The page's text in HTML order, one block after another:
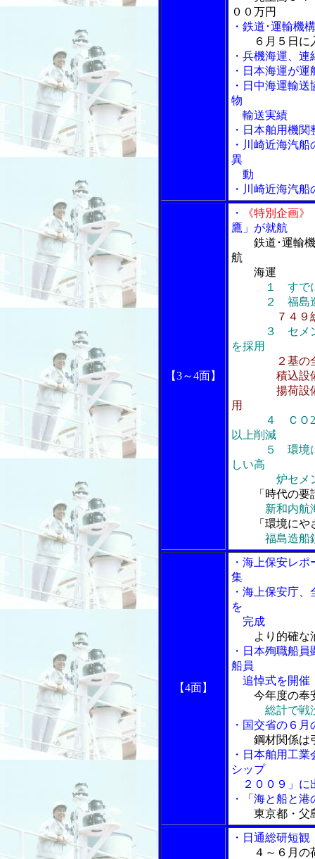
００万円
・鉄道･運輸機
６月５日に
・兵機海運、
・日本海運が
・日中海運輸
物
輸送実績
・日本舶用機
・川崎近海汽
異
動
・川崎近海汽
【3～4面】
・ 《特別企画》
鷹」が就航
鉄道･運輸
航
海運
１ すで
２ 福島造船
７４９
３ セメ
を採用
２基の
積込設備は
揚荷設備は
用
４ ＣＯ2
以上削減
５ 環境にや
しい高
炉セメン
「時代の
新和内
「環境にや
福島造
【4面】
・海上保安レ
集
・海上保安庁
を
完成
より的確な
・日本殉職船
船員
追悼式を開催
今年度の奉
総計で戦
・国交省の６
鋼材関係は
・日本舶用工
シップ
２００９」に
・「海と船と
東京都・
・日通総研短
４～６月の